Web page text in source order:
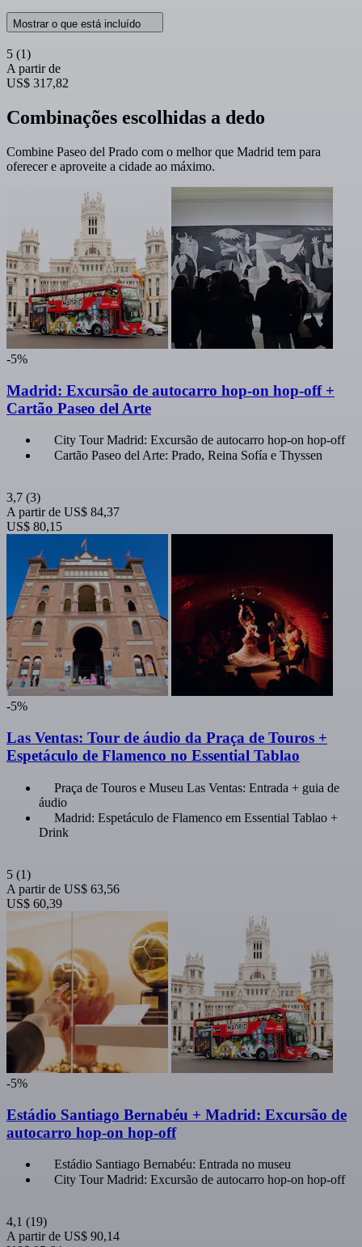
Mostrar o que está incluído
5 (1)
A partir de
US$ 317,82
Combinações escolhidas a dedo
Combine Paseo del Prado com o melhor que Madrid tem para
oferecer e aproveite a cidade ao máximo.
-5%
Madrid: Excursão de autocarro hop-on hop-off +
Cartão Paseo del Arte
City Tour Madrid: Excursão de autocarro hop-on hop-off
Cartão Paseo del Arte: Prado, Reina Sofía e Thyssen
3,7 (3)
A partir de US$ 84,37
US$ 80,15
-5%
Las Ventas: Tour de áudio da Praça de Touros +
Espetáculo de Flamenco no Essential Tablao
Praça de Touros e Museu Las Ventas: Entrada + guia de
áudio
Madrid: Espetáculo de Flamenco em Essential Tablao +
Drink
5 (1)
A partir de US$ 63,56
US$ 60,39
-5%
Estádio Santiago Bernabéu + Madrid: Excursão de
autocarro hop-on hop-off
Estádio Santiago Bernabéu: Entrada no museu
City Tour Madrid: Excursão de autocarro hop-on hop-off
4,1 (19)
A partir de US$ 90,14